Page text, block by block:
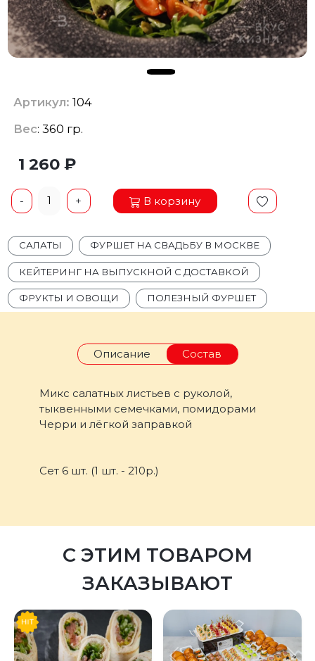
Артикул: 104
Вес: 360 гр.
1 260 ₽
- 1 + В корзину
САЛАТЫ ФУРШЕТ НА СВАДЬБУ В МОСКВЕ
КЕЙТЕРИНГ НА ВЫПУСКНОЙ С ДОСТАВКОЙ
ФРУКТЫ И ОВОЩИ ПОЛЕЗНЫЙ ФУРШЕТ
Описание Состав
Микс салатных листьев с руколой,
тыквенными семечками, помидорами
Черри и лёгкой заправкой
Сет 6 шт. (1 шт. - 210р.)
С ЭТИМ ТОВАРОМ
ЗАКАЗЫВАЮТ